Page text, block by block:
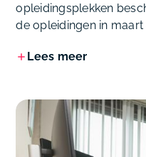
opleidingsplekken
de opleidingen in maart
Lees meer